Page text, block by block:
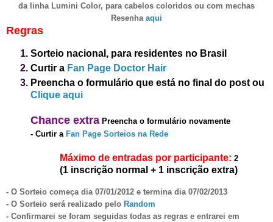
da linha Lumini Color, para cabelos coloridos ou com mechas
Resenha aqui
Regras
Sorteio nacional, para residentes no Brasil
Curtir a Fan Page Doctor Hair
Preencha o formulário que está no final do post ou
Clique aqui
Chance extra Preencha o formulário novamente
- Curtir a Fan Page Sorteios na Rede
Máximo de entradas por participante: 2
(1 inscrição normal + 1 inscrição extra)
- O Sorteio começa dia 07/01/2012 e termina dia 07/02/2013
- O Sorteio será realizado pelo Random
- Confirmarei se foram seguidas todas as regras e entrarei em